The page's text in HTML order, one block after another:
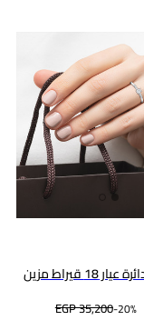
خاتم ذهب دائرة عيار 18 قيراط مزين
EGP 35,200 20%-